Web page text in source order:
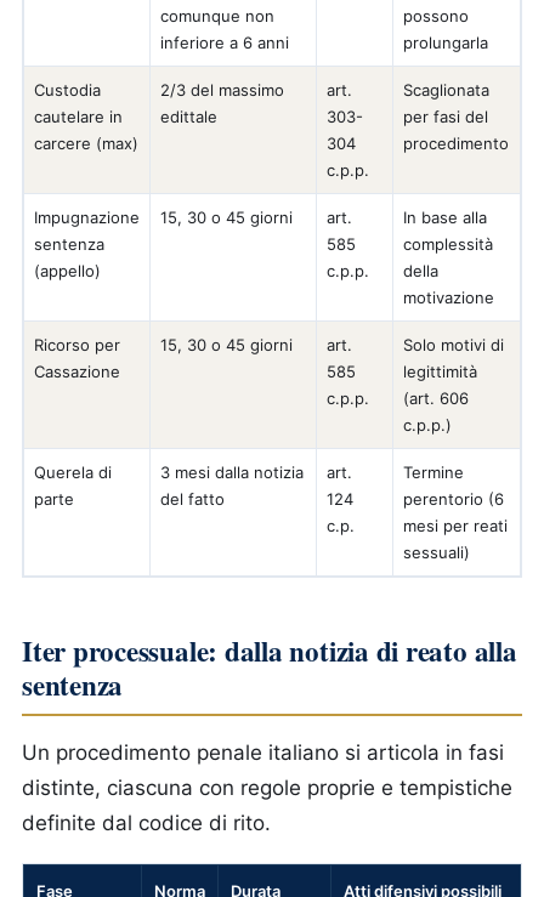
comunque non
inferiore a 6 anni
possono
prolungarla
Custodia
cautelare in
carcere (max)
2/3 del massimo
edittale
art.
303-
304
c.p.p.
Scaglionata
per fasi del
procedimento
Impugnazione
sentenza
(appello)
15, 30 o 45 giorni
art.
585
c.p.p.
In base alla
complessità
della
motivazione
Ricorso per
Cassazione
15, 30 o 45 giorni
art.
585
c.p.p.
Solo motivi di
legittimità
(art. 606
c.p.p.)
Querela di
parte
3 mesi dalla notizia
del fatto
art.
124
c.p.
Termine
perentorio (6
mesi per reati
sessuali)
Iter processuale: dalla notizia di reato alla
sentenza
Un procedimento penale italiano si articola in fasi
distinte, ciascuna con regole proprie e tempistiche
definite dal codice di rito.
Fase Norma Durata Atti difensivi possibili